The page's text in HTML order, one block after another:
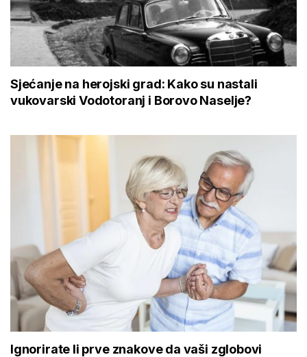
Sjećanje na herojski grad: Kako su nastali
vukovarski Vodotoranj i Borovo Naselje?
Ignorirate li prve znakove da vaši zglobovi